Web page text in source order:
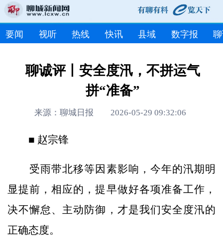
要闻 视听 热线 快讯 县域 数字报
聊诚评丨安全度汛，不拼运气
拼“准备”
来源：聊城日报 2026-05-29 09:32:06
■ 赵宗锋
受雨带北移等因素影响，今年的汛期明
显提前，相应的，提早做好各项准备工作，
决不懈怠、主动防御，才是我们安全度汛的
正确态度。